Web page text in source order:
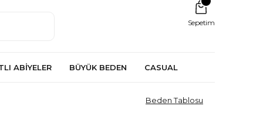
Sepetim
ABİYELER BÜYÜK BEDEN CASUAL
Beden Tablosu